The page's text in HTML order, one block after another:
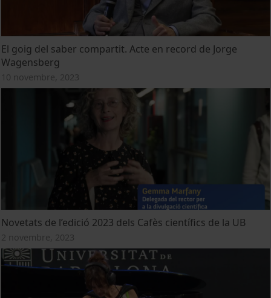
El goig del saber compartit. Acte en record de Jorge
Wagensberg
10 novembre, 2023
Novetats de l’edició 2023 dels Cafès científics de la UB
2 novembre, 2023